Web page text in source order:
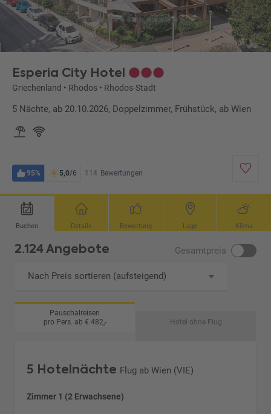
Esperia City Hotel
Griechenland • Rhodos • Rhodos-Stadt
5 Nächte, ab 20.10.2026, Doppelzimmer, Frühstück, ab Wien
95% 5,0/6 114 Bewertungen
Buchen Details Bewertung Lage Klima
2.124 Angebote Gesamtpreis
Nach Preis sortieren (aufsteigend)
Pauschalreisen
pro Pers. ab € 482,-
Hotel ohne Flug
5 Hotelnächte Flug ab Wien (VIE)
Zimmer 1 (2 Erwachsene)